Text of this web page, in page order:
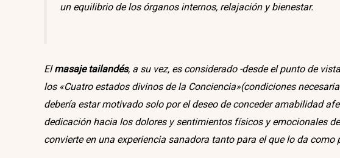
un equilibrio de los órganos internos, relajación y bienestar.
Elmasaje tailandés, a su vez, es considerado -desde el punto de
los «Cuatro estados divinos de la Conciencia»(condiciones
debería estar motivado solo por el deseo de conceder amabilidad
dedicación hacia los dolores y sentimientos físicos y emocionales
convierte en una experiencia sanadora tanto para el que lo da como